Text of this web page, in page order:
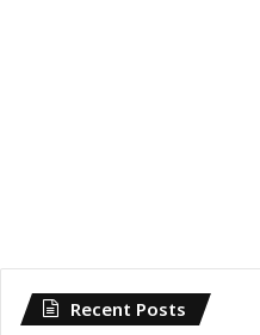
Recent Posts